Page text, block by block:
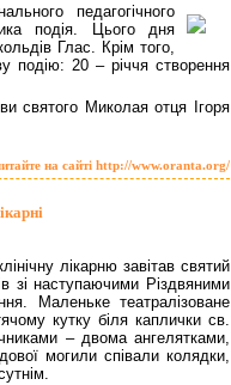
педагогічного
подія. Цього дня
Глас. Крім того,
подію: 20 – річчя створення
святого Миколая отця Ігоря
на сайті http://www.oranta.org/
лікарню завітав святий
зі наступаючими Різдвяними
Маленьке театралізоване
кутку біля каплички св.
– двома ангелятками,
могили співали колядки,